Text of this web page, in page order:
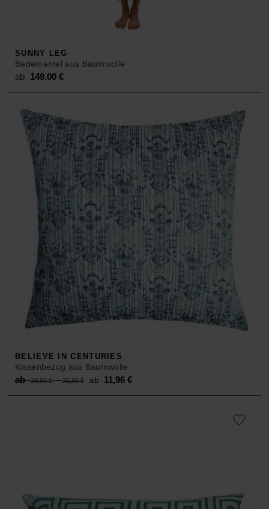
SUNNY LEG
Bademantel aus Baumwolle
ab 149,00€
BELIEVE IN CENTURIES
Kissenbezug aus Baumwolle
ab29,90€–35,00€
Original
price
ab 11,96 €Current
price